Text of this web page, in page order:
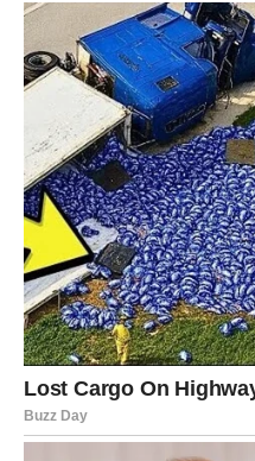
dokazivanjem i stalnim
Ako si već u vezi, vaš
nego ikada prije. Mnogi
ljeta mogu razgovarati o
velikim planovima za
Pred tobom je period u
najmanje očekuješ, ali baš